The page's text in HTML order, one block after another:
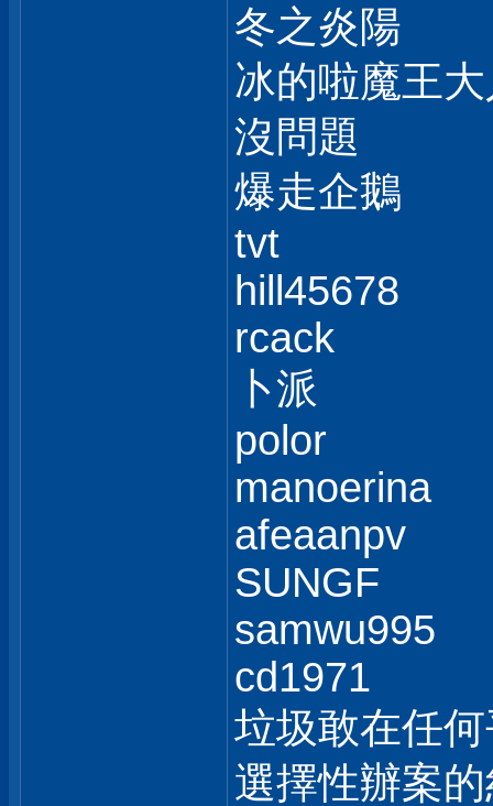
冬之炎陽
冰的啦魔王
沒問題
爆走企鵝
tvt
hill45678
rcack
卜派
polor
manoerina
afeaanpv
SUNGF
samwu995
cd1971
垃圾敢在任
選擇性辦案